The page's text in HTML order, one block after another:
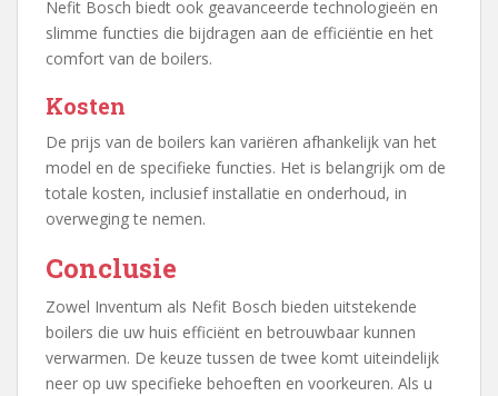
Nefit Bosch biedt ook geavanceerde technologieën en
slimme functies die bijdragen aan de efficiëntie en het
comfort van de boilers.
Kosten
De prijs van de boilers kan variëren afhankelijk van het
model en de specifieke functies. Het is belangrijk om de
totale kosten, inclusief installatie en onderhoud, in
overweging te nemen.
Conclusie
Zowel Inventum als Nefit Bosch bieden uitstekende
boilers die uw huis efficiënt en betrouwbaar kunnen
verwarmen. De keuze tussen de twee komt uiteindelijk
neer op uw specifieke behoeften en voorkeuren. Als u